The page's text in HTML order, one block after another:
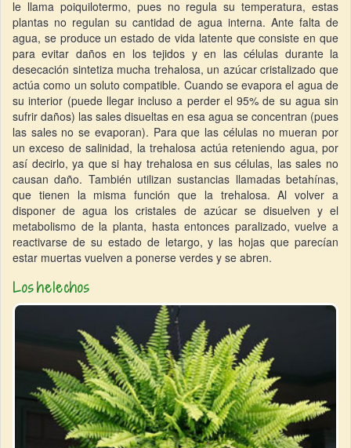
le llama poiquilotermo, pues no regula su temperatura, estas
plantas no regulan su cantidad de agua interna. Ante falta de
agua, se produce un estado de vida latente que consiste en que
para evitar daños en los tejidos y en las células durante la
desecación sintetiza mucha trehalosa, un azúcar cristalizado que
actúa como un soluto compatible. Cuando se evapora el agua de
su interior (puede llegar incluso a perder el 95% de su agua sin
sufrir daños) las sales disueltas en esa agua se concentran (pues
las sales no se evaporan). Para que las células no mueran por
un exceso de salinidad, la trehalosa actúa reteniendo agua, por
así decirlo, ya que si hay trehalosa en sus células, las sales no
causan daño. También utilizan sustancias llamadas betahínas,
que tienen la misma función que la trehalosa. Al volver a
disponer de agua los cristales de azúcar se disuelven y el
metabolismo de la planta, hasta entonces paralizado, vuelve a
reactivarse de su estado de letargo, y las hojas que parecían
estar muertas vuelven a ponerse verdes y se abren.
Los helechos